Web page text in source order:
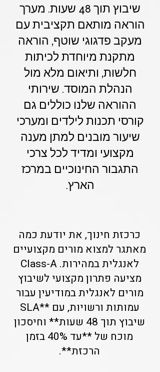
שיבוץ תוך 48 שעות. מערך
הוראה מותאם תקציבית עם
מעקב פדגוגי שוטף, הוראה
מתקנת מיוחדת לכיתות
חלשות, ותיאום מלא מול
הנהלת המוסד. שירותי
ההוראה שלנו כוללים גם
קורסי תכנות לילדים ומערכי
שיעור מובנים למתן מענה
מקצועי ומדיד לכל צרכי
התגבור החינוכיים במרכז
הארץ.
כרכזת חינוך, את יודעת כמה
מאתגר למצוא מורים מקצועיים
לאנגלית במהירות. Class-A
מציעה פתרון מקצועי לשיבוץ
מורים לאנגלית במודיעין עבור
עמותות ורשויות, עם **SLA
שיבוץ תוך 48 שעות** וחיסכון
מוכח של **עד 40% בזמן
הרכזת**.